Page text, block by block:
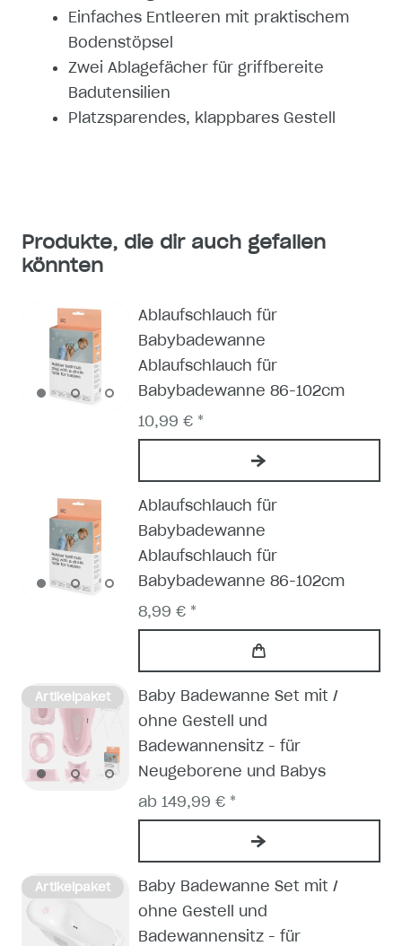
Einfaches Entleeren mit praktischem
Bodenstöpsel
Zwei Ablagefächer für griffbereite
Badutensilien
Platzsparendes, klappbares Gestell
Produkte, die dir auch gefallen
könnten
Ablaufschlauch für
Babybadewanne
Ablaufschlauch für
Babybadewanne 86-102cm
10,99 € *
Ablaufschlauch für
Babybadewanne
Ablaufschlauch für
Babybadewanne 86-102cm
8,99 € *
Artikelpaket
Baby Badewanne Set mit /
ohne Gestell und
Badewannensitz - für
Neugeborene und Babys
ab 149,99 € *
Artikelpaket
Baby Badewanne Set mit /
ohne Gestell und
Badewannensitz - für